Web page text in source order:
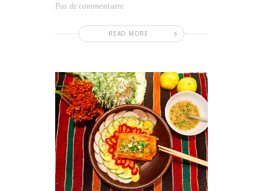
READ MORE
Pas de commentaire